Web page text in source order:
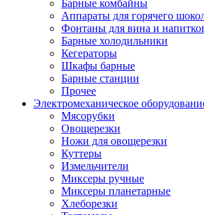
Барные комбайны
Аппараты для горячего
Фонтаны для вина и
Барные холодильники
Кегераторы
Шкафы барные
Барные станции
Прочее
Электромеханическое
Мясорубки
Овощерезки
Ножи для овощерезки
Куттеры
Измельчители
Миксеры ручные
Миксеры планетарные
Хлеборезки